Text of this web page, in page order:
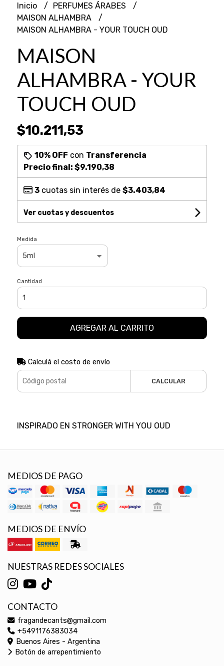
Inicio
PERFUMES ÁRABES
MAISON ALHAMBRA
MAISON ALHAMBRA - YOUR TOUCH OUD
MAISON
ALHAMBRA - YOUR
TOUCH OUD
$10.211,53
10% OFF con Transferencia
Precio final: $9.190,38
3cuotas sin interés de $3.403,84
Ver cuotas y descuentos
Medida
Cantidad
AGREGAR AL CARRITO
Calculá el costo de envío
CALCULAR
INSPIRADO EN STRONGER WITH YOU OUD
MEDIOS DE PAGO
MEDIOS DE ENVÍO
NUESTRAS REDES SOCIALES
CONTACTO
fragandecants@gmail.com
+5491176383034
Buenos Aires - Argentina
Botón de arrepentimiento